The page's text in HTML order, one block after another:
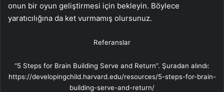
onun bir oyun geliştirmesi için bekleyin. Böylece
yaratıcılığına da ket vurmamış olursunuz.
Referanslar
“5 Steps for Brain Building Serve and Return”. Şuradan alındı:
https://developingchild.harvard.edu/resources/5-steps-for-brain-
building-serve-and-return/